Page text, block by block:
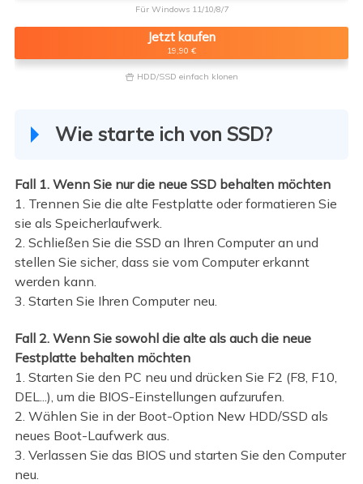
Für Windows 11/10/8/7
Jetzt kaufen
19,90 €
 HDD/SSD einfach klonen
Wie starte ich von SSD?
Fall 1. Wenn Sie nur die neue SSD behalten möchten
1. Trennen Sie die alte Festplatte oder formatieren Sie
sie als Speicherlaufwerk.
2. Schließen Sie die SSD an Ihren Computer an und
stellen Sie sicher, dass sie vom Computer erkannt
werden kann.
3. Starten Sie Ihren Computer neu.
Fall 2. Wenn Sie sowohl die alte als auch die neue
Festplatte behalten möchten
1. Starten Sie den PC neu und drücken Sie F2 (F8, F10,
DEL...), um die BIOS-Einstellungen aufzurufen.
2. Wählen Sie in der Boot-Option New HDD/SSD als
neues Boot-Laufwerk aus.
3. Verlassen Sie das BIOS und starten Sie den Computer
neu.